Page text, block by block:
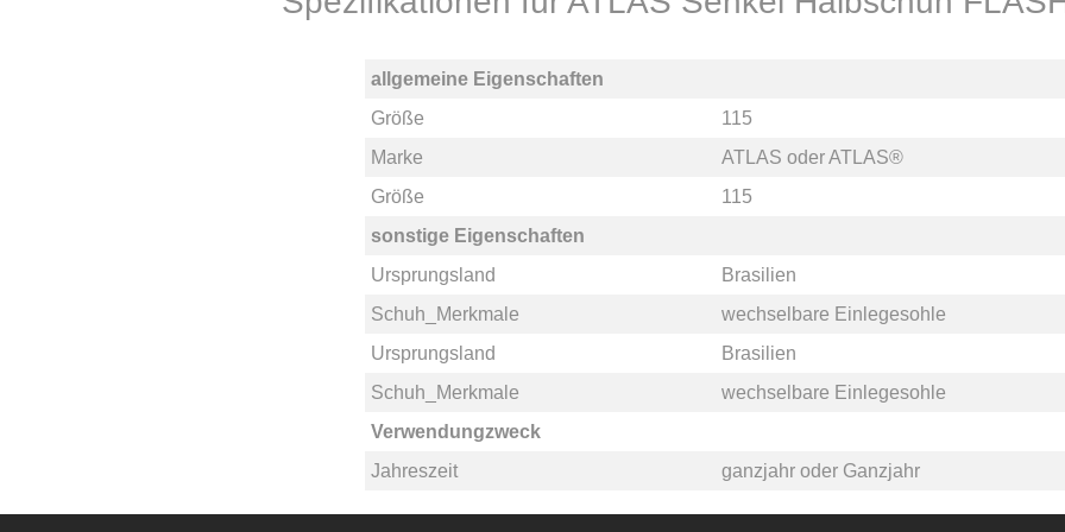
allgemeine Eigenschaften
Größe
115
Marke
ATLAS oderATLAS®
Größe
115
sonstige Eigenschaften
Ursprungsland
Brasilien
Schuh_Merkmale
wechselbare Einlegesohle
Ursprungsland
Brasilien
Schuh_Merkmale
wechselbare Einlegesohle
Verwendungzweck
Jahreszeit
ganzjahroder Ganzjahr